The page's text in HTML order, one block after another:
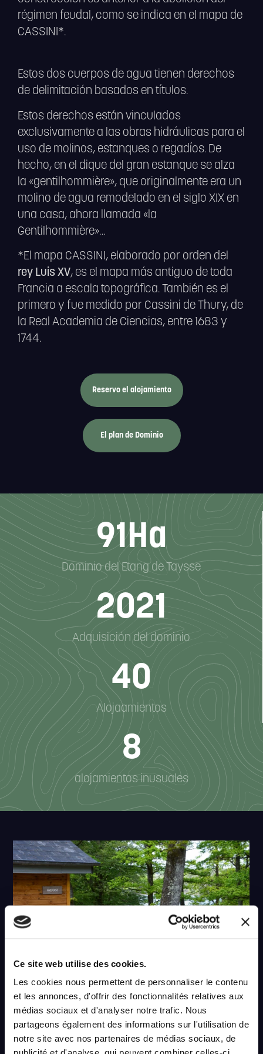
Ce site web utilise des cookies.
Les cookies nous permettent de personnaliser le contenu
et les annonces, d'offrir des fonctionnalités relatives aux
médias sociaux et d'analyser notre trafic. Nous
partageons également des informations sur l'utilisation de
notre site avec nos partenaires de médias sociaux, de
régimen feudal, como se indica en el mapa de
CASSINI*.
Estos dos cuerpos de agua tienen derechos
de delimitación basados en títulos.
Estos derechos están vinculados
exclusivamente a las obras hidráulicas para el
uso de molinos, estanques o regadíos. De
hecho, en el dique del gran estanque se alza
la «gentilhommière», que originalmente era un
molino de agua remodelado en el siglo XIX en
una casa, ahora llamada «la
Gentilhommière»…
*El mapa CASSINI, elaborado por orden del
rey Luis XV, es el mapa más antiguo de toda
Francia a escala topográfica. También es el
primero y fue medido por Cassini de Thury, de
la Real Academia de Ciencias, entre 1683 y
1744.
Reservo el alojamiento
El plan de Dominio
Dominio del Etang de Taysse
91Ha
Adquisición del dominio
2021
Alojaamientos
40
alojamientos inusuales
8